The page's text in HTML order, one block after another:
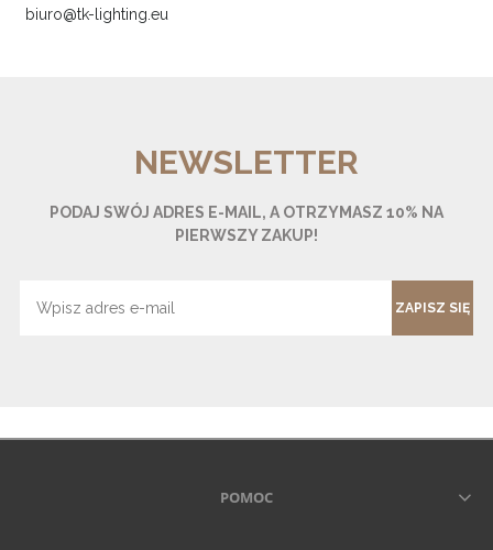
biuro@tk-lighting.eu
NEWSLETTER
PODAJ SWÓJ ADRES E-MAIL, A OTRZYMASZ 10% NA
PIERWSZY ZAKUP!
ZAPISZ SIĘ
POMOC